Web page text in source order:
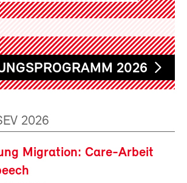
2026
2026
Migration: Care-Arbeit